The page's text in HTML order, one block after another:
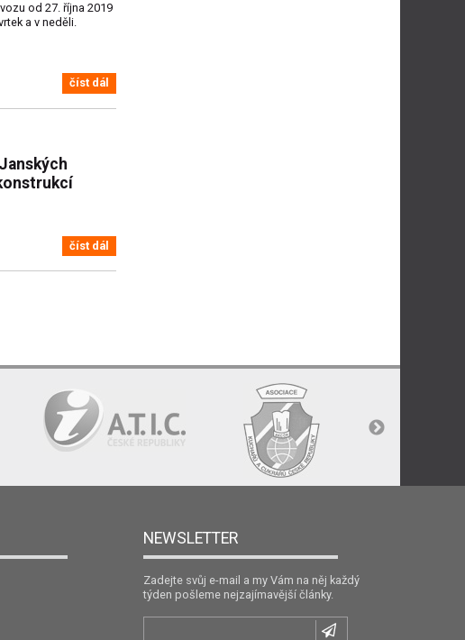
od 27. října 2019
a v neděli.
číst dál
číst dál
NEWSLETTER
Zadejte svůj e-mail a my Vám na něj každý
týden pošleme nejzajímavější články.